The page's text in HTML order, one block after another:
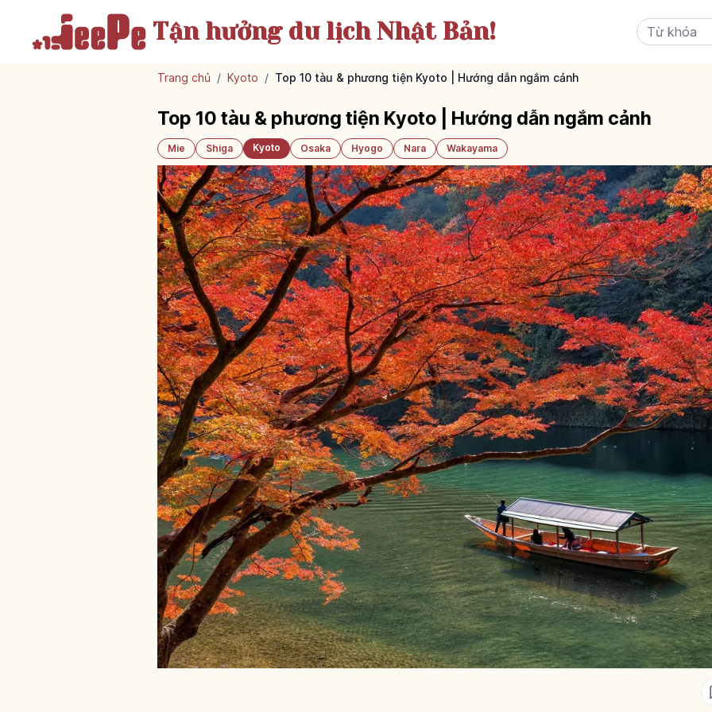
Tận hưởngdu lịch Nhật Bản!
Trang chủ / Kyoto / Top 10 tàu & phương tiện Kyoto | Hướng dẫn ngắm cảnh
Top 10 tàu & phương tiện Kyoto | Hướng dẫn ngắm cảnh
Mie Shiga Kyoto Osaka Hyogo Nara Wakayama